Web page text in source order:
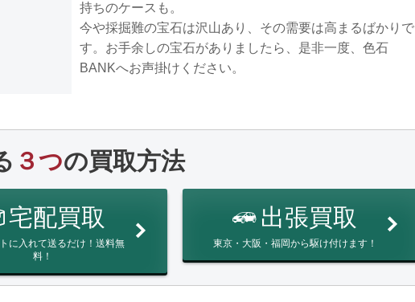
持ちのケースも。
今や採掘難の宝石は沢山あり、その需要は高まるばかりで
す。お手余しの宝石がありましたら、是非一度、色石
BANKへお声掛けください。
３つの買取方法
宅配買取
に入れて送るだけ！送料無
料！
出張買取
東京・大阪・福岡から駆け付けます！